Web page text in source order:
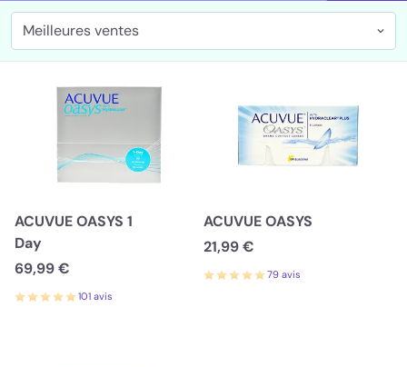
Meilleures ventes
ACUVUE OASYS 1
Day
69,99 €
101 avis
ACUVUE OASYS
21,99 €
79 avis